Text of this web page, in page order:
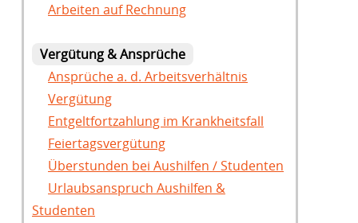
Arbeiten auf Rechnung
Vergütung & Ansprüche
Ansprüche a. d. Arbeitsverhältnis
Vergütung
Entgeltfortzahlung im Krankheitsfall
Feiertagsvergütung
Überstunden bei Aushilfen / Studenten
Urlaubsanspruch Aushilfen &
Studenten